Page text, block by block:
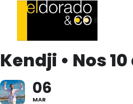
Kendji • Nos
06
MAR